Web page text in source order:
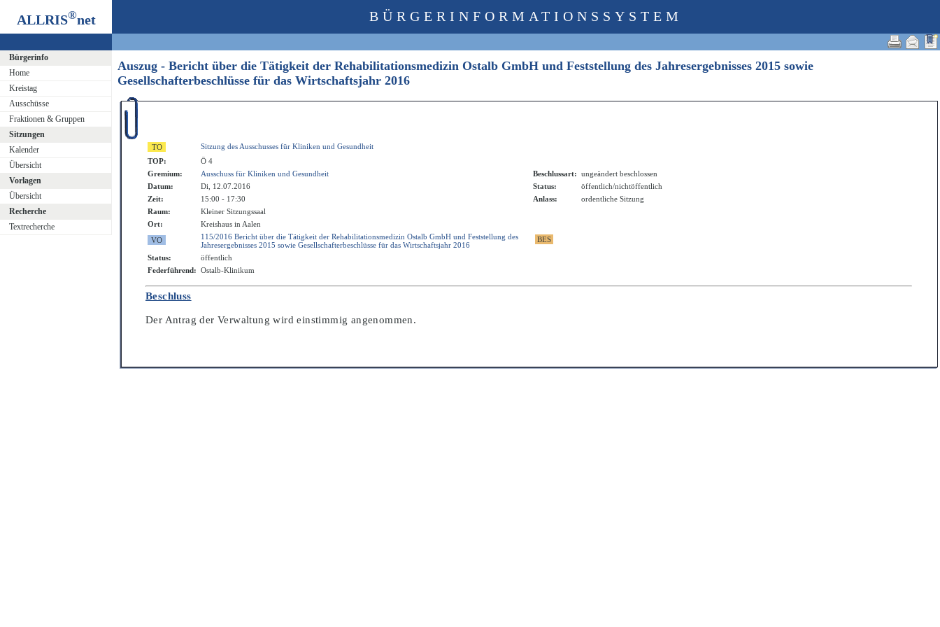
ALLRIS®net
Bürgerinfo
Home
Kreistag
Ausschüsse
Fraktionen & Gruppen
Sitzungen
Kalender
Übersicht
Vorlagen
Übersicht
Recherche
Textrecherche
BÜRGERINFORMATIONSSYSTEM
Auszug - Bericht über die Tätigkeit der Rehabilitationsmedizin Ostalb GmbH und Feststellung des Jahresergebnisses 2015 sowie
Gesellschafterbeschlüsse für das Wirtschaftsjahr 2016
Sitzung des Ausschusses für Kliniken und Gesundheit
TOP:
Ö 4
Gremium:
Ausschuss für Kliniken und Gesundheit Beschlussart: ungeändert beschlossen
Datum:
Di, 12.07.2016 Status:
öffentlich/nichtöffentlich
Zeit:
15:00 - 17:30 Anlass:
ordentliche Sitzung
Raum:
Kleiner Sitzungssaal
Ort:
Kreishaus in Aalen
115/2016 Bericht über die Tätigkeit der Rehabilitationsmedizin Ostalb GmbH und Feststellung des
Jahresergebnisses 2015 sowie Gesellschafterbeschlüsse für das Wirtschaftsjahr 2016
Status:
öffentlich
Federführend: Ostalb-Klinikum
Beschluss
Der Antrag der Verwaltung wird einstimmig angenommen.